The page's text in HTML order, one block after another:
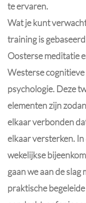
te ervaren.
Wat je kunt
training is
Oosterse meditatie
Westerse cognitieve
psychologie. Deze
elementen zijn
elkaar verbonden
elkaar versterken. In
wekelijkse
gaan we aan de slag
praktische begeleide